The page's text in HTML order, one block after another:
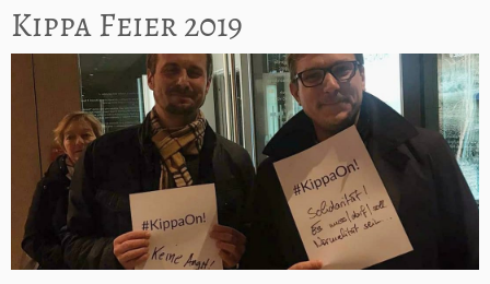
Kippa Feier 2019